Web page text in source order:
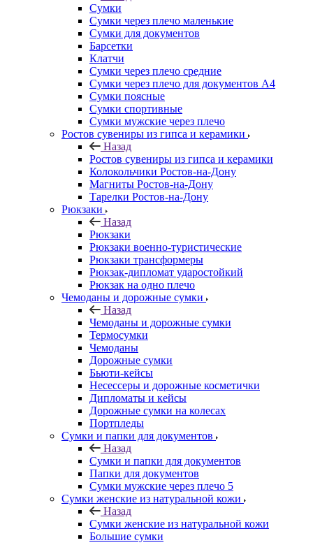
Сумки
Сумки через плечо маленькие
Сумки для документов
Барсетки
Клатчи
Сумки через плечо средние
Сумки через плечо для документов А4
Сумки поясные
Сумки спортивные
Сумки мужские через плечо
Ростов сувениры из гипса и керамики
Назад
Ростов сувениры из гипса и керамики
Колокольчики Ростов-на-Дону
Магниты Ростов-на-Дону
Тарелки Ростов-на-Дону
Рюкзаки
Назад
Рюкзаки
Рюкзаки военно-туристические
Рюкзаки трансформеры
Рюкзак-дипломат ударостойкий
Рюкзак на одно плечо
Чемоданы и дорожные сумки
Назад
Чемоданы и дорожные сумки
Термосумки
Чемоданы
Дорожные сумки
Бьюти-кейсы
Несессеры и дорожные косметички
Дипломаты и кейсы
Дорожные сумки на колесах
Портпледы
Сумки и папки для документов
Назад
Сумки и папки для документов
Папки для документов
Сумки мужские через плечо 5
Сумки женские из натуральной кожи
Назад
Сумки женские из натуральной кожи
Большие сумки